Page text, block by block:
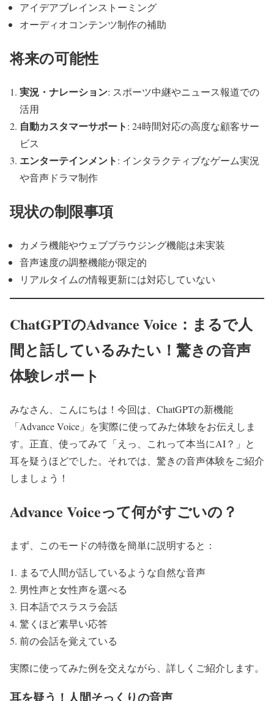
アイデアブレインストーミング
オーディオコンテンツ制作の補助
将来の可能性
実況・ナレーション: スポーツ中継やニュース報道での
活用
自動カスタマーサポート: 24時間対応の高度な顧客サー
ビス
エンターテインメント: インタラクティブなゲーム実況
や音声ドラマ制作
現状の制限事項
カメラ機能やウェブブラウジング機能は未実装
音声速度の調整機能が限定的
リアルタイムの情報更新には対応していない
ChatGPTのAdvance Voice：まるで人
間と話しているみたい！驚きの音声
体験レポート
みなさん、こんにちは！今回は、ChatGPTの新機能
「Advance Voice」を実際に使ってみた体験をお伝えしま
す。正直、使ってみて「えっ、これって本当にAI？」と
耳を疑うほどでした。それでは、驚きの音声体験をご紹介
しましょう！
Advance Voiceって何がすごいの？
まず、このモードの特徴を簡単に説明すると：
まるで人間が話しているような自然な音声
男性声と女性声を選べる
日本語でスラスラ会話
驚くほど素早い応答
前の会話を覚えている
実際に使ってみた例を交えながら、詳しくご紹介します。
耳を疑う！人間そっくりの音声